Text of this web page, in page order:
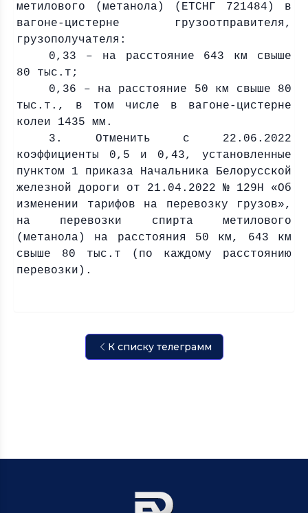
метилового (метанола) (ЕТСНГ 721484) в
вагоне-цистерне грузоотправителя,
грузополучателя:
0,33 – на расстояние 643 км свыше
80 тыс.т;
0,36 – на расстояние 50 км свыше 80
тыс.т., в том числе в вагоне-цистерне
колеи 1435 мм .
3. Отменить с 22.06.2022
коэффициенты 0,5 и 0,43, установленные
пунктом 1 приказа Начальника Белорусской
железной дороги от 21.04.2022 № 129Н «Об
изменении тарифов на перевозку грузов»,
на перевозки спирта метилового
(метанола) на расстояния 50 км, 643 км
свыше 80 тыс.т (по каждому расстоянию
перевозки).
К списку телеграмм